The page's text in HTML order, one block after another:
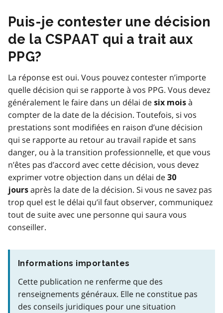
Puis-je contester une décision
de la CSPAAT qui a trait aux
PPG?
La réponse est oui. Vous pouvez contester n’importe
quelle décision qui se rapporte à vos PPG. Vous devez
généralement le faire dans un délai de six mois à
compter de la date de la décision. Toutefois, si vos
prestations sont modifiées en raison d’une décision
qui se rapporte au retour au travail rapide et sans
danger, ou à la transition professionnelle, et que vous
n’êtes pas d’accord avec cette décision, vous devez
exprimer votre objection dans un délai de 30
jours après la date de la décision. Si vous ne savez pas
trop quel est le délai qu’il faut observer, communiquez
tout de suite avec une personne qui saura vous
conseiller.
Informations importantes
Cette publication ne renferme que des
renseignements généraux. Elle ne constitue pas
des conseils juridiques pour une situation